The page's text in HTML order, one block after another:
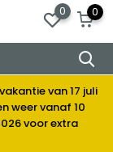
0 0
van 17 juli
weer vanaf 10
voor extra